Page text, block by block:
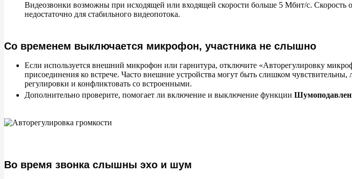
Видеозвонки возможны при исходящей или входящей скорости больше 5 Мбит/с. Скорость
недостаточно для стабильного видеопотока.
Со временем выключается микрофон, участника не слышно
Если используется внешний микрофон или гарнитура, отключите «Авторегулировку
присоединения ко встрече. Часто внешние устройства могут быть слишком
регулировки и конфликтовать со встроенными.
Дополнительно проверите, помогает ли включение и выключение функции
Во время звонка слышны эхо и шум